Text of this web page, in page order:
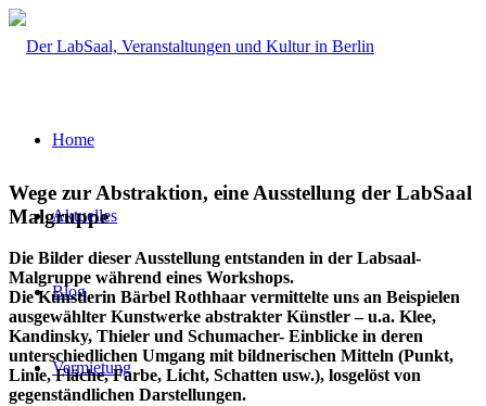
Home
Aktuelles
Blog
Vermietung
Wege zur Abstraktion, eine Ausstellung der LabSaal
Malgruppe
Die Bilder dieser Ausstellung entstanden in der Labsaal-
Malgruppe während eines Workshops.
Die Künstlerin Bärbel Rothhaar vermittelte uns an Beispielen
ausgewählter Kunstwerke abstrakter Künstler – u.a. Klee,
Kandinsky, Thieler und Schumacher- Einblicke in deren
unterschiedlichen Umgang mit bildnerischen Mitteln (Punkt,
Linie, Fläche, Farbe, Licht, Schatten usw.), losgelöst von
gegenständlichen Darstellungen.